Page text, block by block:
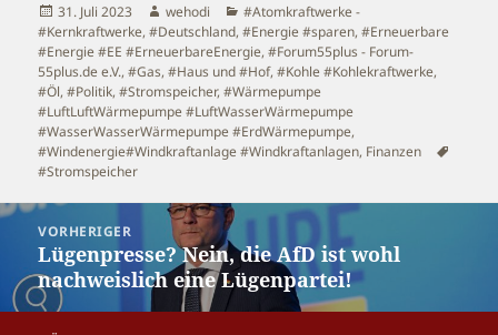
Veröffentlicht
am
31. Juli 2023 Autor
wehodi Kategorien
#Atomkraftwerke -
#Kernkraftwerke,#Deutschland,#Energie #sparen,#Erneuerbare
#Energie #EE #ErneuerbareEnergie,#Forum55plus - Forum-
55plus.de e.V.,#Gas,#Haus und #Hof,#Kohle #Kohlekraftwerke,
#Öl,#Politik,#Stromspeicher,#Wärmepumpe
#LuftLuftWärmepumpe #LuftWasserWärmepumpe
#WasserWasserWärmepumpe #ErdWärmepumpe,
#Windenergie#Windkraftanlage #Windkraftanlagen, Finanzen
#Stromspeicher
Beitragsnavigation
VORHERIGER
Vorheriger
Beitrag:
Lügenpresse? Nein, die AfD ist wohl
nachweislich eine Lügenpartei!